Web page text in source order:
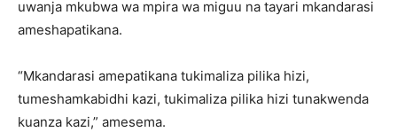
uwanja mkubwa wa mpira wa miguu na tayari mkandarasi
ameshapatikana.
“Mkandarasi amepatikana tukimaliza pilika hizi,
tumeshamkabidhi kazi, tukimaliza pilika hizi tunakwenda
kuanza kazi,” amesema.